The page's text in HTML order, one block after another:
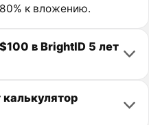
к вложению.
в BrightID 5 лет